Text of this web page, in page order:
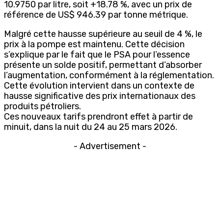
10.9750 par litre, soit +18.78 %, avec un prix de
référence de US$ 946.39 par tonne métrique.
Malgré cette hausse supérieure au seuil de 4 %, le
prix à la pompe est maintenu. Cette décision
s’explique par le fait que le PSA pour l’essence
présente un solde positif, permettant d’absorber
l’augmentation, conformément à la réglementation.
Cette évolution intervient dans un contexte de
hausse significative des prix internationaux des
produits pétroliers.
Ces nouveaux tarifs prendront effet à partir de
minuit, dans la nuit du 24 au 25 mars 2026.
- Advertisement -